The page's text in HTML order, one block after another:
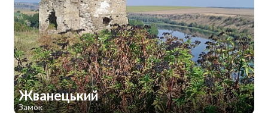
Жванецький
Замок